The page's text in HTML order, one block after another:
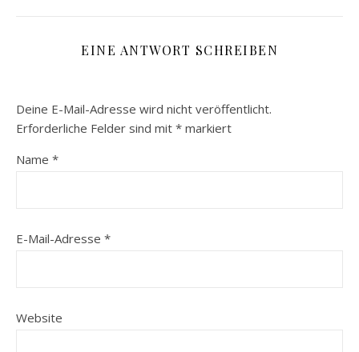
EINE ANTWORT SCHREIBEN
Deine E-Mail-Adresse wird nicht veröffentlicht.
Erforderliche Felder sind mit * markiert
Name *
E-Mail-Adresse *
Website